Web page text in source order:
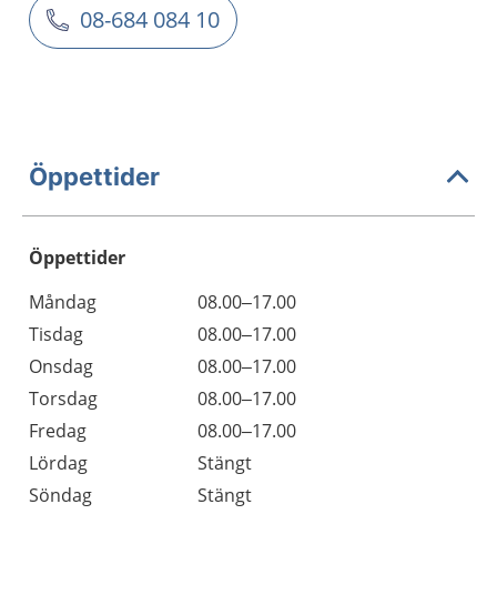
08-684 084 10
Öppettider
Öppettider
Dag
Öppettider
Kommentarer
Måndag
08.00–17.00
Tisdag
08.00–17.00
Onsdag
08.00–17.00
Torsdag
08.00–17.00
Fredag
08.00–17.00
Lördag
Stängt
Söndag
Stängt